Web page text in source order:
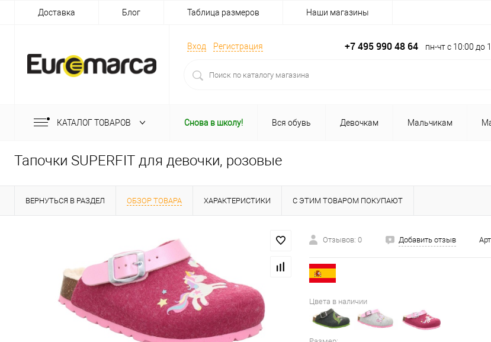
Доставка Блог Таблица размеров Наши магазины
Вход Регистрация +7 495 990 48 64 пн-чт с 10:00 до
КАТАЛОГ ТОВАРОВ Снова в школу! Вся обувь Девочкам Мальчикам
Тапочки SUPERFIT для девочки, розовые
ВЕРНУТЬСЯ В РАЗДЕЛ ОБЗОР ТОВАРА ХАРАКТЕРИСТИКИ С ЭТИМ ТОВАРОМ ПОКУПАЮТ
Отзывов: 0 Добавить отзыв
Цвета в наличии